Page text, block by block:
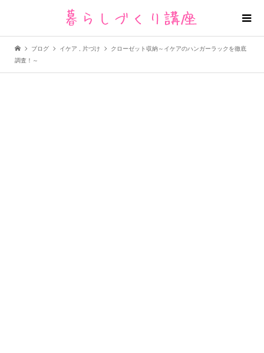
ブログ イケア 片づけ
クローゼット収納～イケアのハンガーラックを徹底
調査！～